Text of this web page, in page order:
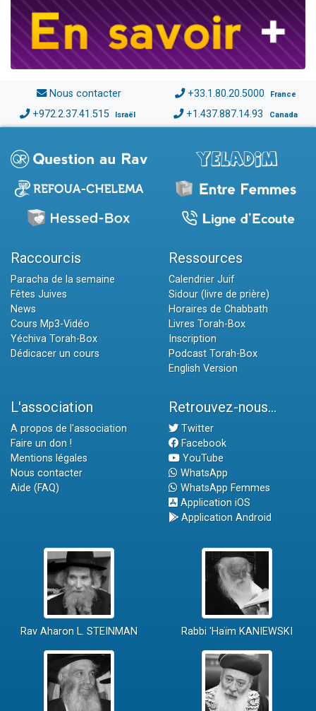
Nous contacter +33.1.80.20.5000 France
+972.2.37.41.515 Israël +1.437.887.14.93 Canada
Raccourcis
Paracha de la semaine
Fêtes Juives
News
Cours Mp3-Vidéo
Yéchiva Torah-Box
Dédicacer un cours
Ressources
Calendrier Juif
Sidour (livre de prière)
Horaires de Chabbath
Livres Torah-Box
Inscription
Podcast Torah-Box
English Version
L'association
A propos de l'association
Faire un don !
Mentions légales
Nous contacter
Aide (FAQ)
Retrouvez-nous...
Twitter
Facebook
YouTube
WhatsApp
WhatsApp Femmes
Application iOS
Application Android
Rav Aharon L. STEINMAN Rabbi 'Haïm KANIEWSKI